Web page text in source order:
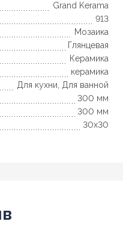
Grand Kerama
913
Мозаика
Глянцевая
Керамика
керамика
Для кухни, Для ванной
300 мм
300 мм
30х30
для